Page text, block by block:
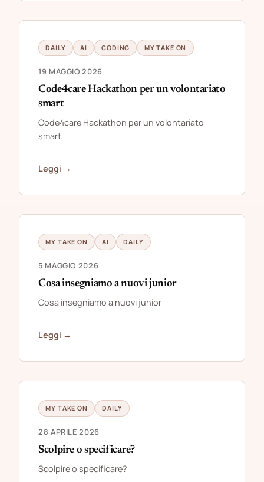
DAILY AI CODING MY TAKE ON
19 MAGGIO 2026
Code4care Hackathon per un volontariato
smart
Code4care Hackathon per un volontariato
smart
Leggi →
MY TAKE ON AI DAILY
5 MAGGIO 2026
Cosa insegniamo a nuovi junior
Cosa insegniamo a nuovi junior
Leggi →
MY TAKE ON DAILY
28 APRILE 2026
Scolpire o specificare?
Scolpire o specificare?